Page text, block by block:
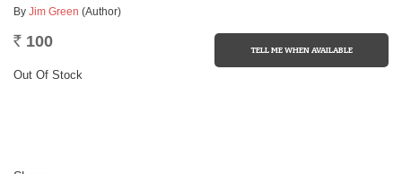
By Jim Green (Author)
Rs. 100
Out Of Stock